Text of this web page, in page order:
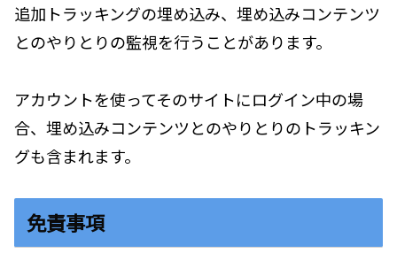
追加トラッキングの埋め込み、埋め込みコンテンツ
とのやりとりの監視を行うことがあります。
アカウントを使ってそのサイトにログイン中の場
合、埋め込みコンテンツとのやりとりのトラッキン
グも含まれます。
免責事項